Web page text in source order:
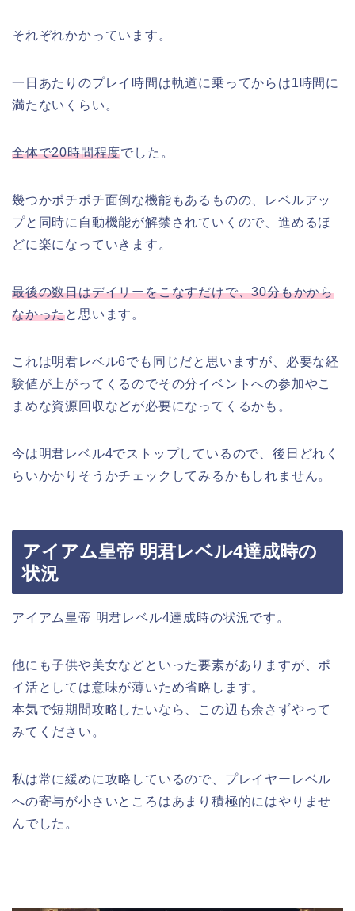
それぞれかかっています。
一日あたりのプレイ時間は軌道に乗ってからは1時間に
満たないくらい。
全体で20時間程度でした。
幾つかポチポチ面倒な機能もあるものの、レベルアッ
プと同時に自動機能が解禁されていくので、進めるほ
どに楽になっていきます。
最後の数日はデイリーをこなすだけで、30分もかから
なかったと思います。
これは明君レベル6でも同じだと思いますが、必要な経
験値が上がってくるのでその分イベントへの参加やこ
まめな資源回収などが必要になってくるかも。
今は明君レベル4でストップしているので、後日どれく
らいかかりそうかチェックしてみるかもしれません。
アイアム皇帝 明君レベル4達成時の
状況
アイアム皇帝 明君レベル4達成時の状況です。
他にも子供や美女などといった要素がありますが、ポ
イ活としては意味が薄いため省略します。
本気で短期間攻略したいなら、この辺も余さずやって
みてください。
私は常に緩めに攻略しているので、プレイヤーレベル
への寄与が小さいところはあまり積極的にはやりませ
んでした。